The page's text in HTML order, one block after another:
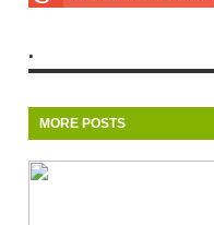
.
MORE POSTS